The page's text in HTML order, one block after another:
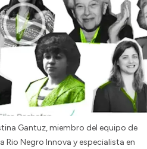
Gantuz, miembro del equipo de
Rio Negro Innova y especialista en